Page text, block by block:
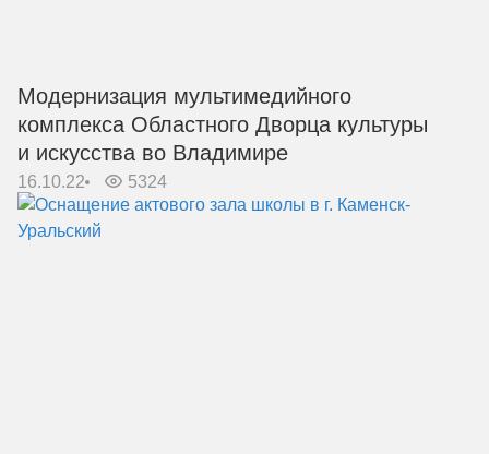
Модернизация мультимедийного
комплекса Областного Дворца культуры
и искусства во Владимире
16.10.22 5324